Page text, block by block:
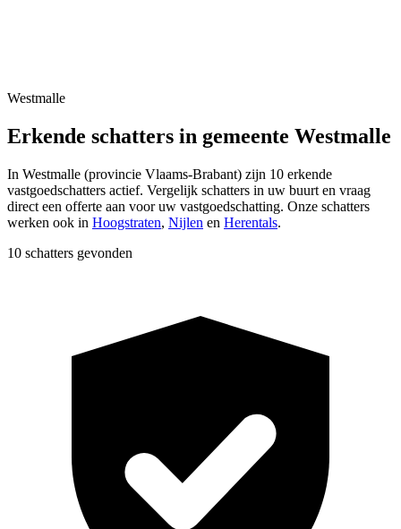
Westmalle
Erkende schatters in gemeente Westmalle
In Westmalle (provincie Vlaams-Brabant) zijn 10 erkende
vastgoedschatters actief. Vergelijk schatters in uw buurt en vraag
direct een offerte aan voor uw vastgoedschatting. Onze schatters
werken ook in Hoogstraten, Nijlen en Herentals.
10 schatters gevonden